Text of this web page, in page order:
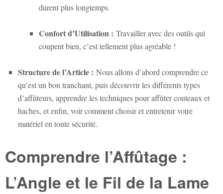
durent plus longtemps.
Confort d’Utilisation : Travailler avec des outils qui
coupent bien, c’est tellement plus agréable !
Structure de l’Article : Nous allons d’abord comprendre ce
qu’est un bon tranchant, puis découvrir les différents types
d’affûteurs, apprendre les techniques pour affûter couteaux et
haches, et enfin, voir comment choisir et entretenir votre
matériel en toute sécurité.
Comprendre l’Affûtage :
L’Angle et le Fil de la Lame